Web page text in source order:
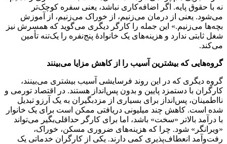
نه با حقوق پایه. اگر اضافه‌کاری نباشد، یعنی سفره کوچک‌تر
می‌شود. یعنی از درمان می‌زنیم، از خوراک می‌زنیم، از آموزش
بچه‌ها می‌زنیم.» این جمله را کارگر دیگری می‌گوید که همسرش نیز
شغل ثابتی ندارد و هزینه‌های یک خانوادهٔ پنج‌نفره را یک‌تنه تأمین
می‌کند.
گروه‌هایی که بیشترین آسیب را از کاهش مزایا می‌بینند
گروه دیگری که در این روند فرسایشی آسیب بیشتری می‌بینند،
کارگران با دستمزد پایین و بدون پس‌انداز هستند. در اقتصاد تورمی و
نااطمینان، پس‌انداز برای بسیاری از مزدبگیران به یک آرزو تبدیل
شده است. کاهش چند میلیونی دریافتی ممکن است برای یک خانوار
با درآمد بالاتر «سخت» باشد، اما برای کارگر حداقلی‌بگیر می‌تواند
«ویرانگر» شود. چرا که هزینه‌های ضروری مسکن، خوراک،
رفت‌وآمد انعطاف‌پذیری کمی دارند. یکی از کارگران خدماتی یک